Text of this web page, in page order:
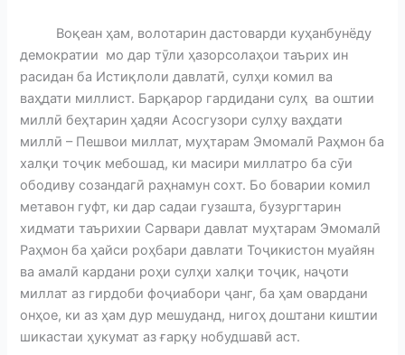
Воқеан ҳам, волотарин дастоварди куҳанбунёду
демократии мо дар тӯли ҳазорсолаҳои таърих ин
расидан ба Истиқлоли давлатӣ, сулҳи комил ва
ваҳдати миллист. Барқарор гардидани сулҳ ва оштии
миллӣ беҳтарин ҳадяи Асосгузори сулҳу ваҳдати
миллӣ – Пешвои миллат, муҳтарам Эмомалӣ Раҳмон ба
халқи тоҷик мебошад, ки масири миллатро ба сӯи
ободиву созандагӣ раҳнамун сохт. Бо боварии комил
метавон гуфт, ки дар садаи гузашта, бузургтарин
хидмати таърихии Сарвари давлат муҳтарам Эмомалӣ
Раҳмон ба ҳайси роҳбари давлати Тоҷикистон муайян
ва амалӣ кардани роҳи сулҳи халқи тоҷик, наҷоти
миллат аз гирдоби фоҷиабори ҷанг, ба ҳам овардани
онҳое, ки аз ҳам дур мешуданд, нигоҳ доштани киштии
шикастаи ҳукумат аз ғарқу нобудшавӣ аст.